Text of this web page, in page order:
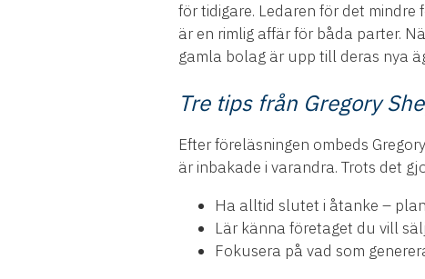
för tidigare. Ledaren för det
är en rimlig affär för båda parter.
gamla bolag är upp till deras nya
Tre tips från Gregory
Efter föreläsningen ombeds
är inbakade i varandra. Trots det
Ha alltid slutet i åtanke –
Lär känna företaget du vill
Fokusera på vad som